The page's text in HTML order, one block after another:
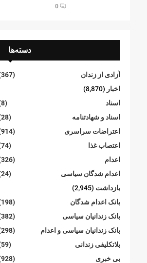
0
دسته‌ها
آزادی از زندان
(367)
اخبار (8,870)
اسناد
(8)
اسناد و شهادتنامە
(28)
اعتراضات سراسری
(914)
اعتصاب غذا
(74)
اعدام
(326)
اعدام شدگان سیاسی
(24)
بازداشت (2,945)
بانک اعدام شدگان
(198)
بانک زندانیان سیاسی
(382)
بانک زندانیان سیاسی و اعدام
(298)
بلاتکلیفی زندانی
(59)
بی خبری
(928)